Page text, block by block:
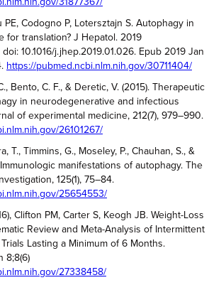
PE, Codogno P, Lotersztajn S. Autophagy in
for translation? J Hepatol. 2019
10.1016/j.jhep.2019.01.026. Epub 2019 Jan
https://pubmed.ncbi.nlm.nih.gov/30711404/
Bento, C. F., & Deretic, V. (2015). Therapeutic
in neurodegenerative and infectious
of experimental medicine, 212(7), 979–990.
26101267/
T., Timmins, G., Moseley, P., Chauhan, S., &
manifestations of autophagy. The
125(1), 75–84.
25654553/
Clifton PM, Carter S, Keogh JB. Weight-Loss
Review and Meta-Analysis of Intermittent
Lasting a Minimum of 6 Months.
8;8(6)
27338458/